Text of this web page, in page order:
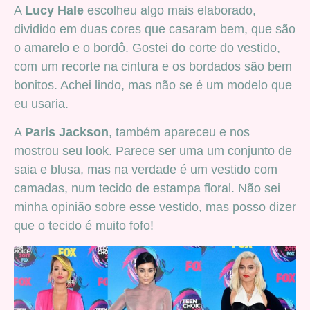
A Lucy Hale escolheu algo mais elaborado,
dividido em duas cores que casaram bem, que são
o amarelo e o bordô. Gostei do corte do vestido,
com um recorte na cintura e os bordados são bem
bonitos. Achei lindo, mas não se é um modelo que
eu usaria.
A Paris Jackson, também apareceu e nos
mostrou seu look. Parece ser uma um conjunto de
saia e blusa, mas na verdade é um vestido com
camadas, num tecido de estampa floral. Não sei
minha opinião sobre esse vestido, mas posso dizer
que o tecido é muito fofo!